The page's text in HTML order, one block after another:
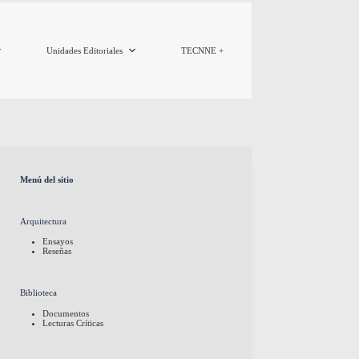
Unidades Editoriales TECNNE +
Menú del sitio
Arquitectura
Ensayos
Reseñas
Biblioteca
Documentos
Lecturas Críticas